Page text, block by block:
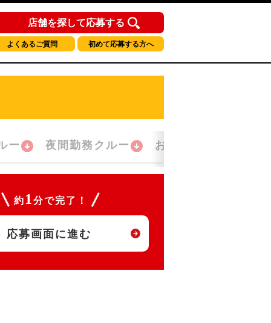
店舗を探して応募する
よくあるご質問 初めて応募する方へ
ー 夜間勤務クルー おかえり！クルー
約 1 分で完了！
応募画面に進む